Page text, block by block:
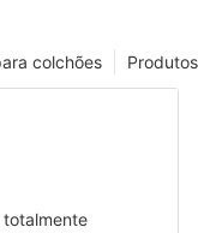
Produtos
colchões